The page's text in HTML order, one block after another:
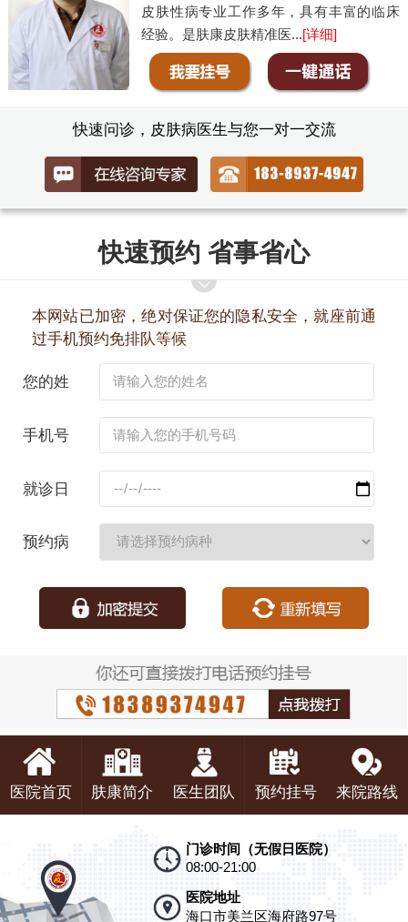
皮肤性病专业工作多年，具有丰富的临床
经验。是肤康皮肤精准医...[详细]
快速问诊，皮肤病医生与您一对一交流
快速预约 省事省心
本网站已加密，绝对保证您的隐私安全，就座前通
过手机预约免排队等候
您的姓
手机号
就诊日
预约病
医院首页 肤康简介 医生团队 预约挂号 来院路线
门诊时间（无假日医院）
08:00-21:00
医院地址
海口市美兰区海府路97号